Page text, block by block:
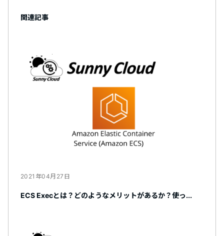
関連記事
2021年04月27日
ECS Execとは？どのようなメリットがあるか？使っ...